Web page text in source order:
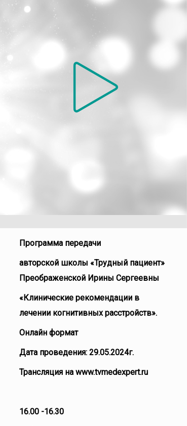
Программа передачи
авторской школы «Трудный пациент»
Преображенской Ирины Сергеевны
«Клинические рекомендации в
лечении когнитивных расстройств».
Онлайн формат
Дата проведения: 29.05.2024г.
Трансляция на www.tvmedexpert.ru
16.00 -16.30